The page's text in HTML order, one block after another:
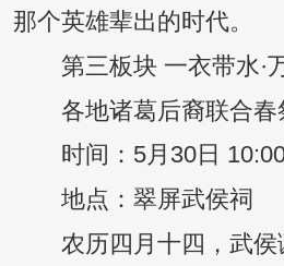
那个英雄辈出的时代。
第三板块 一衣带水·
各地诸葛后裔联合春
时间：5月30日
地点：翠屏武侯祠
农历四月十四，武侯